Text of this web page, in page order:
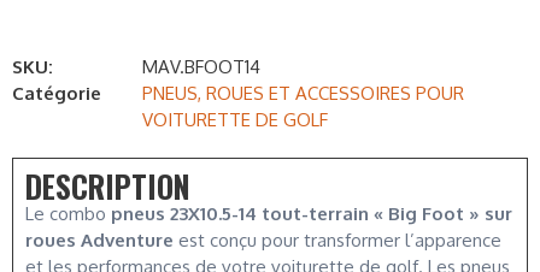
SKU:
MAV.BFOOT14
Catégorie
PNEUS, ROUES ET ACCESSOIRES POUR
VOITURETTE DE GOLF
DESCRIPTION
Le combo pneus 23X10.5-14 tout-terrain « Big Foot » sur
roues Adventure est conçu pour transformer l’apparence
et les performances de votre voiturette de golf. Les pneus